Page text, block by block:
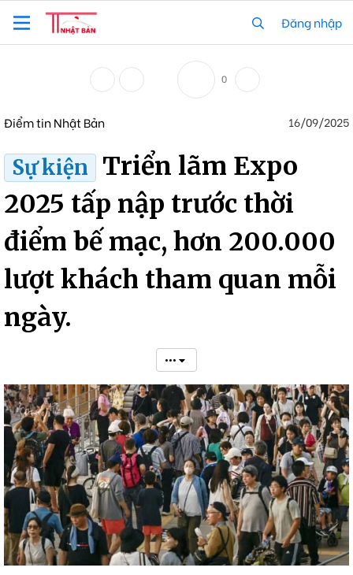
Đăng nhập
0
Điểm tin Nhật Bản 16/09/2025
Sự kiện
Triển lãm Expo
2025 tấp nập trước thời
điểm bế mạc, hơn 200.000
lượt khách tham quan mỗi
ngày.
•••